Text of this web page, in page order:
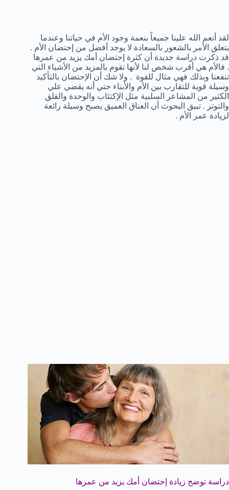
لقد أنعم الله علينا جميعاً بنعمة وجود الأم في حياتنا وعندما
يتعلق الأمر بالشعور بالسعادة لا يوجد أفضل من إحتضان الأم .
قد ذكرت دراسة جديدة أن كثرة إحتضان أمك يزيد من عمرها
. فالأم هي أقرب شخص لنا لأنها تقوم بالمزيد من الأشياء التي
تنفعنا وبذلك فهي مثال للقوة . ولا شك أن الإحتضان بالتأكيد
وسيلة قوية للتقارب بين الأم والأبناء حتي أنه يقضي علي
الكثير من المشاعر السلبية مثل الإكتئاب والوحدة والقلق
والتوتر . تبيق البحوث أن العناق العميق يصبح وسيلة رائعة
لزيادة عمر الأم .
دراسة توضح زيادة إحتضان أمك يزيد من عمرها